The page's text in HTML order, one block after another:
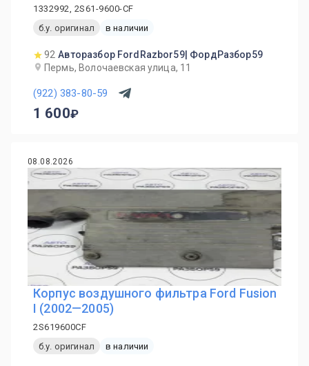
1332992, 2S61-9600-CF
б.у. оригинал
в наличии
92 Авторазбор FordRazbor59| ФордРазбор59
Пермь, Волочаевская улица, 11
(922) 383-80-59
1 600
08.08.2026
Корпус воздушного фильтра Ford Fusion
I (2002—2005)
2S619600CF
б.у. оригинал
в наличии